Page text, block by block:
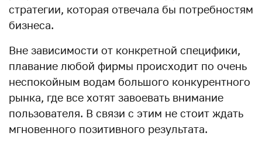
стратегии, которая отвечала бы потребностям
бизнеса.
Вне зависимости от конкретной специфики,
плавание любой фирмы происходит по очень
неспокойным водам большого конкурентного
рынка, где все хотят завоевать внимание
пользователя. В связи с этим не стоит ждать
мгновенного позитивного результата.